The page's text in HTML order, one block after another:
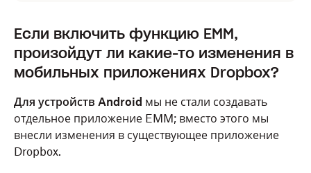
Если включить функцию ЕММ,
произойдут ли какие-то изменения в
мобильных приложениях Dropbox?
Для устройств Android мы не стали создавать
отдельное приложение EMM; вместо этого мы
внесли изменения в существующее приложение
Dropbox.